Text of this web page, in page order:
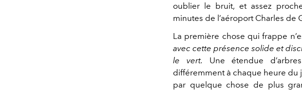
oublier le bruit, et assez
minutes de l’aéroport Charles de
La première chose qui frappe
avec cette présence solide et
le vert. Une étendue
différemment à chaque heure du
par quelque chose de plus